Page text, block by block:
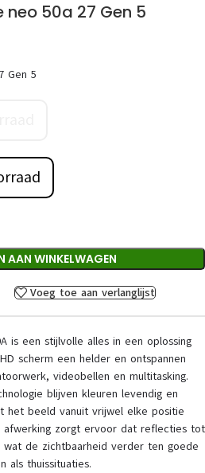
neo 50a 27 Gen 5
Gen 5
AAN WINKELWAGEN
Voeg toe aan verlanglijst
is een stijlvolle alles in een oplossing
scherm een helder en ontspannen
videobellen en multitasking.
blijven kleuren levendig en
het beeld vanuit vrijwel elke positie
zorgt ervoor dat reflecties tot
de zichtbaarheid verder ten goede
als thuissituaties.